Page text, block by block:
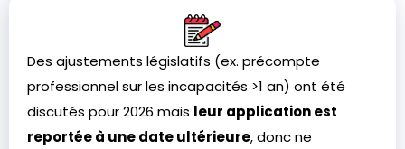
Des ajustements législatifs (ex. précompte
professionnel sur les incapacités >1 an) ont été
discutés pour 2026 mais leur application est
reportée à une date ultérieure, donc ne